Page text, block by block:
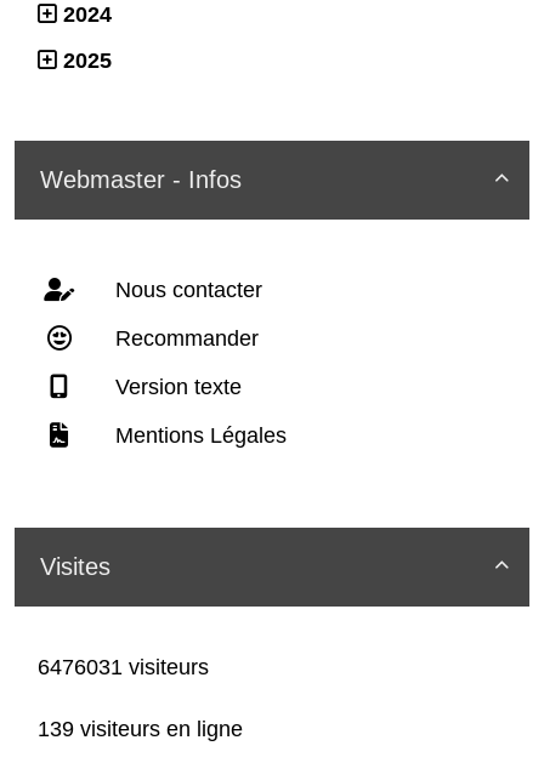
2024
2025

Webmaster - Infos
Nous contacter
Recommander
Version texte
Mentions Légales

Visites
6476031 visiteurs
139 visiteurs en ligne